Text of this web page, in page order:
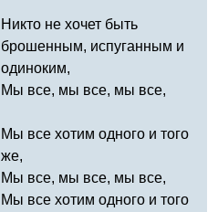
Никто не хочет быть
брошенным, испуганным и
одиноким,
Мы все, мы все, мы все,
Мы все хотим одного и того
же,
Мы все, мы все, мы все,
Мы все хотим одного и того